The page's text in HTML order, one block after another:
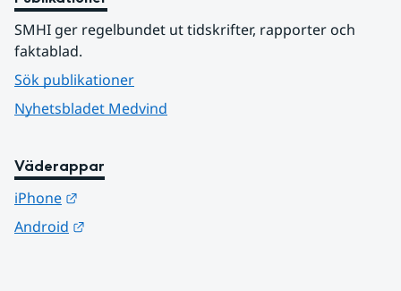
SMHI ger regelbundet ut tidskrifter, rapporter och
faktablad.
Sök publikationer
Nyhetsbladet Medvind
Väderappar
iPhone
Android